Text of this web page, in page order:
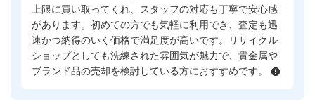
上限に買い取ってくれ、スタッフの対応も丁寧で安心感
があります。初めての方でも気軽に利用でき、査定も迅
速かつ納得のいく価格で満足度が高いです。リサイクル
ショップとしても洗練された雰囲気が魅力で、貴金属や
ブランド品の売却を検討している方におすすめです。